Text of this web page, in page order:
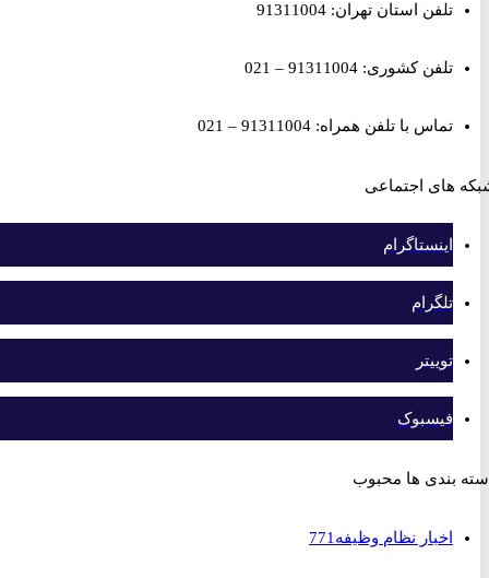
تلفن استان تهران: 91311004
تلفن کشوری: 91311004 – 021
تماس با تلفن همراه: 91311004 – 021
اجتماعی
اینستاگرام
تلگرام
توییتر
فیسبوک
ها محبوب
اخبار نظام وظیفه771